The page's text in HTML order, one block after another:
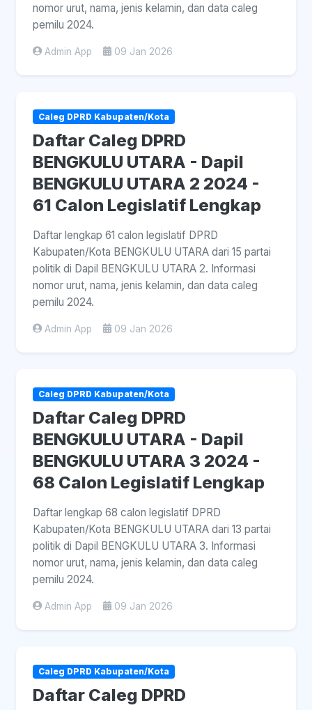
nomor urut, nama, jenis kelamin, dan data caleg
pemilu 2024.
Admin App 09 Jan 2026
Caleg DPRD Kabupaten/Kota
Daftar Caleg DPRD
BENGKULU UTARA - Dapil
BENGKULU UTARA 2 2024 -
61 Calon Legislatif Lengkap
Daftar lengkap 61 calon legislatif DPRD
Kabupaten/Kota BENGKULU UTARA dari 15 partai
politik di Dapil BENGKULU UTARA 2. Informasi
nomor urut, nama, jenis kelamin, dan data caleg
pemilu 2024.
Admin App 09 Jan 2026
Caleg DPRD Kabupaten/Kota
Daftar Caleg DPRD
BENGKULU UTARA - Dapil
BENGKULU UTARA 3 2024 -
68 Calon Legislatif Lengkap
Daftar lengkap 68 calon legislatif DPRD
Kabupaten/Kota BENGKULU UTARA dari 13 partai
politik di Dapil BENGKULU UTARA 3. Informasi
nomor urut, nama, jenis kelamin, dan data caleg
pemilu 2024.
Admin App 09 Jan 2026
Caleg DPRD Kabupaten/Kota
Daftar Caleg DPRD